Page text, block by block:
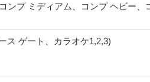
ンプ ミディアム、コンプ ヘビー
ス ゲート、カラオケ1,2,3)